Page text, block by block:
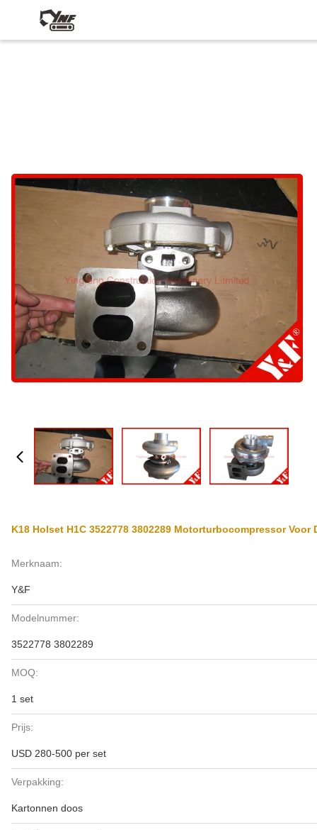
K18 Holset H1C 3522778 3802289 Motorturbocompressor Voor
Merknaam:
Y&F
Modelnummer:
3522778 3802289
MOQ:
1 set
Prijs:
USD 280-500 per set
Verpakking:
Kartonnen doos